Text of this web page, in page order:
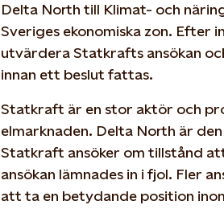
Delta North till Klimat- och
Sveriges ekonomiska zon. Efter
utvärdera Statkrafts ansökan
innan ett beslut fattas.
Statkraft är en stor aktör och
elmarknaden. Delta North är
Statkraft ansöker om tillstånd
ansökan lämnades in i fjol. Fler
att ta en betydande position